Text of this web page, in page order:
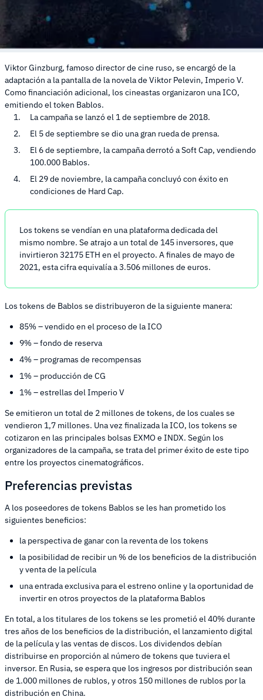
Viktor Ginzburg, famoso director de cine ruso, se encargó de la
adaptación a la pantalla de la novela de Viktor Pelevin, Imperio V.
Como financiación adicional, los cineastas organizaron una ICO,
emitiendo el token Bablos.
La campaña se lanzó el 1 de septiembre de 2018.
El 5 de septiembre se dio una gran rueda de prensa.
El 6 de septiembre, la campaña derrotó a Soft Cap, vendiendo
100.000 Bablos.
El 29 de noviembre, la campaña concluyó con éxito en
condiciones de Hard Cap.
Los tokens se vendían en una plataforma dedicada del
mismo nombre. Se atrajo a un total de 145 inversores, que
invirtieron 32175 ETH en el proyecto. A finales de mayo de
2021, esta cifra equivalía a 3.506 millones de euros.
Los tokens de Bablos se distribuyeron de la siguiente manera:
85% – vendido en el proceso de la ICO
9% – fondo de reserva
4% – programas de recompensas
1% – producción de CG
1% – estrellas del Imperio V
Se emitieron un total de 2 millones de tokens, de los cuales se
vendieron 1,7 millones. Una vez finalizada la ICO, los tokens se
cotizaron en las principales bolsas EXMO e INDX. Según los
organizadores de la campaña, se trata del primer éxito de este tipo
entre los proyectos cinematográficos.
Preferencias previstas
A los poseedores de tokens Bablos se les han prometido los
siguientes beneficios:
la perspectiva de ganar con la reventa de los tokens
la posibilidad de recibir un % de los beneficios de la distribución
y venta de la película
una entrada exclusiva para el estreno online y la oportunidad de
invertir en otros proyectos de la plataforma Bablos
En total, a los titulares de los tokens se les prometió el 40% durante
tres años de los beneficios de la distribución, el lanzamiento digital
de la película y las ventas de discos. Los dividendos debían
distribuirse en proporción al número de tokens que tuviera el
inversor. En Rusia, se espera que los ingresos por distribución sean
de 1.000 millones de rublos, y otros 150 millones de rublos por la
distribución en China.